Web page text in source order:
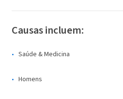
Causas incluem:
Saúde & Medicina
Homens